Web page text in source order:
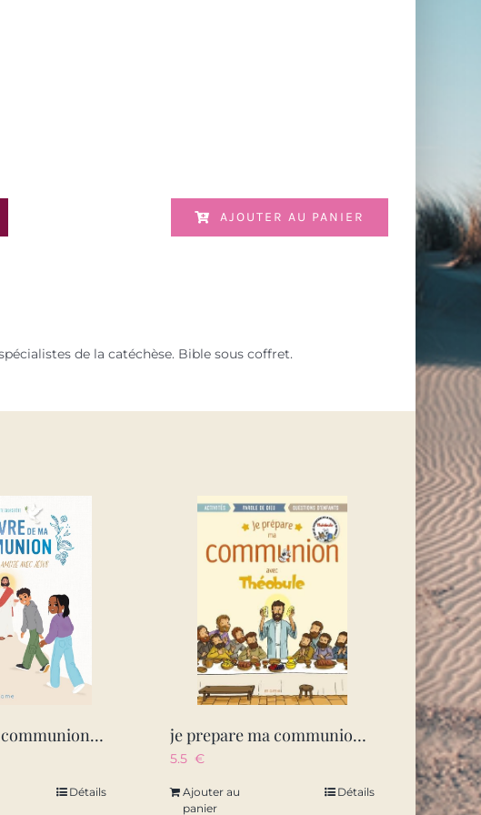
AJOUTER AU PANIER
de la catéchèse. Bible sous coffret.
le livre de ma communion. pour vivre en amitie avec jesus
Détails
je prepare ma communion avec theobule
5.5 €
Ajouter au
panier
Détails